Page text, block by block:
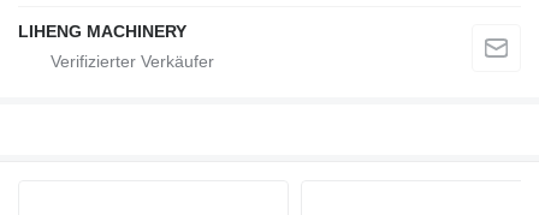
LIHENG MACHINERY